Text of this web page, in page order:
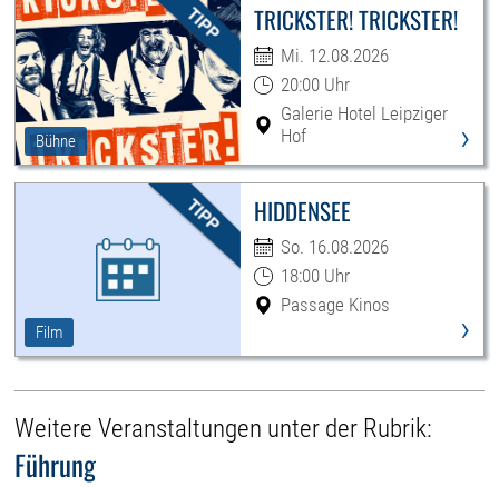
Bühne
TRICKSTER! TRICKSTER!
Mi. 12.08.2026
20:00 Uhr
Galerie Hotel Leipziger
Hof
›
Film
HIDDENSEE
So. 16.08.2026
18:00 Uhr
Passage Kinos
›
Weitere Veranstaltungen unter der Rubrik:
Führung